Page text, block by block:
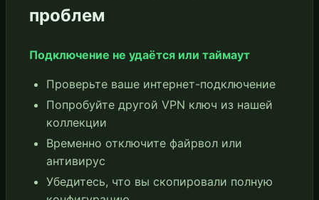
проблем
Подключение не удаётся или таймаут
Проверьте ваше интернет-подключение
Попробуйте другой VPN ключ из нашей
коллекции
Временно отключите файрвол или
антивирус
Убедитесь, что вы скопировали полную